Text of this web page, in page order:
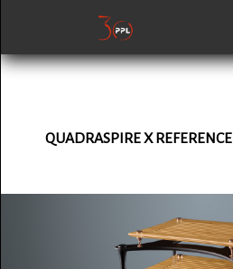
QUADRASPIREX REFERENCE